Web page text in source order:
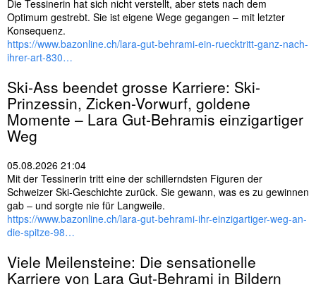
Die Tessinerin hat sich nicht verstellt, aber stets nach dem
Optimum gestrebt. Sie ist eigene Wege gegangen – mit letzter
Konsequenz.
https://www.bazonline.ch/lara-gut-behrami-ein-ruecktritt-ganz-nach-
ihrer-art-830…
Ski-Ass beendet grosse Karriere: Ski-
Prinzessin, Zicken-Vorwurf, goldene
Momente – Lara Gut-Behramis einzigartiger
Weg
05.08.2026 21:04
Mit der Tessinerin tritt eine der schillerndsten Figuren der
Schweizer Ski-Geschichte zurück. Sie gewann, was es zu gewinnen
gab – und sorgte nie für Langweile.
https://www.bazonline.ch/lara-gut-behrami-ihr-einzigartiger-weg-an-
die-spitze-98…
Viele Meilensteine: Die sensationelle
Karriere von Lara Gut-Behrami in Bildern